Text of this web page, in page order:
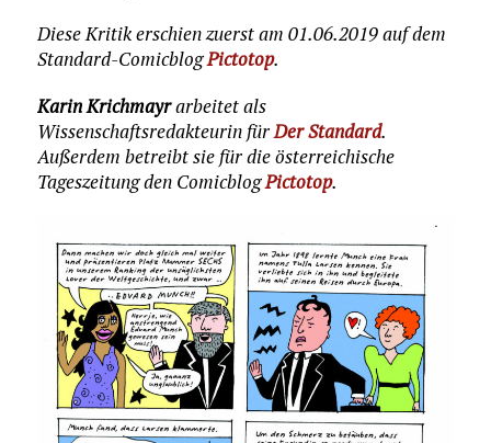
Diese Kritik erschien zuerst am 01.06.2019 auf dem
Standard-ComicblogPictotop.
Karin Krichmayrarbeitet als
Wissenschaftsredakteurin fürDer Standard.
Außerdem betreibt sie für die österreichische
Tageszeitung den ComicblogPictotop.